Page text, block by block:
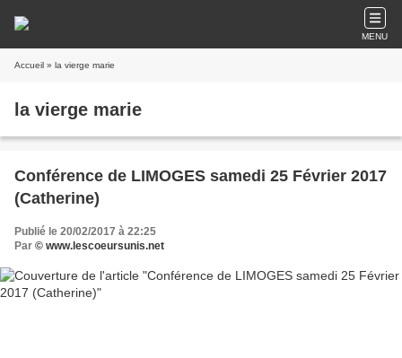
MENU
Accueil » la vierge marie
la vierge marie
Conférence de LIMOGES samedi 25 Février 2017
(Catherine)
Publié le 20/02/2017 à 22:25
Par © www.lescoeursunis.net